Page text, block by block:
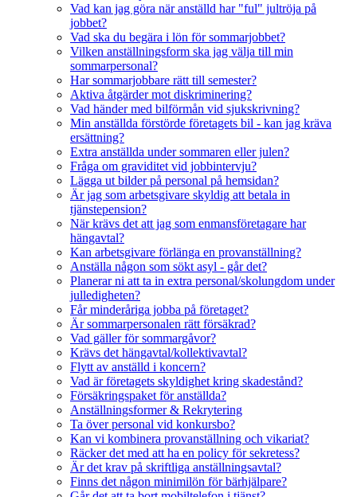
Vad kan jag göra när anställd har "ful" jultröja på
jobbet?
Vad ska du begära i lön för sommarjobbet?
Vilken anställningsform ska jag välja till min
sommarpersonal?
Har sommarjobbare rätt till semester?
Aktiva åtgärder mot diskriminering?
Vad händer med bilförmån vid sjukskrivning?
Min anställda förstörde företagets bil - kan jag kräva
ersättning?
Extra anställda under sommaren eller julen?
Fråga om graviditet vid jobbintervju?
Lägga ut bilder på personal på hemsidan?
Är jag som arbetsgivare skyldig att betala in
tjänstepension?
När krävs det att jag som enmansföretagare har
hängavtal?
Kan arbetsgivare förlänga en provanställning?
Anställa någon som sökt asyl - går det?
Planerar ni att ta in extra personal/skolungdom under
julledigheten?
Får minderåriga jobba på företaget?
Är sommarpersonalen rätt försäkrad?
Vad gäller för sommargåvor?
Krävs det hängavtal/kollektivavtal?
Flytt av anställd i koncern?
Vad är företagets skyldighet kring skadestånd?
Försäkringspaket för anställda?
Anställningsformer & Rekrytering
Ta över personal vid konkursbo?
Kan vi kombinera provanställning och vikariat?
Räcker det med att ha en policy för sekretess?
Är det krav på skriftliga anställningsavtal?
Finns det någon minimilön för bärhjälpare?